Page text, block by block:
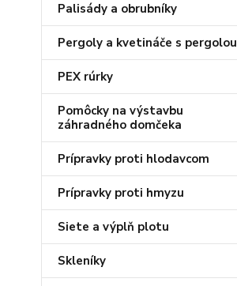
Palisády a obrubníky
Pergoly a kvetináče s pergolou
PEX rúrky
Pomôcky na výstavbu
záhradného domčeka
Prípravky proti hlodavcom
Prípravky proti hmyzu
Siete a výplň plotu
Skleníky